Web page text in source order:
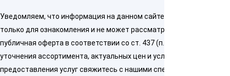
Уведомляем, что информация на данном сайте предназначена
только для ознакомления и не может рассматриваться как
публичная оферта в соответствии со ст. 437 (п. 2) ГК РФ. Для
уточнения ассортимента, актуальных цен и условий
предоставления услуг свяжитесь с нашими специалистами по